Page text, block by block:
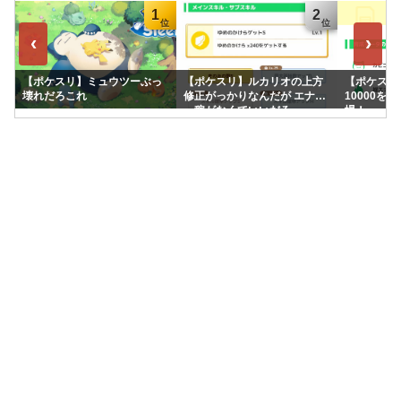
‹
1
【ポケスリ】ミュウツーぶっ
壊れだろこれ
2
【ポケスリ】ルカリオの上方
修正がっかりなんだが エナジ
ー稼がなくていいだろ
【ポケス
10000を超
場！
›